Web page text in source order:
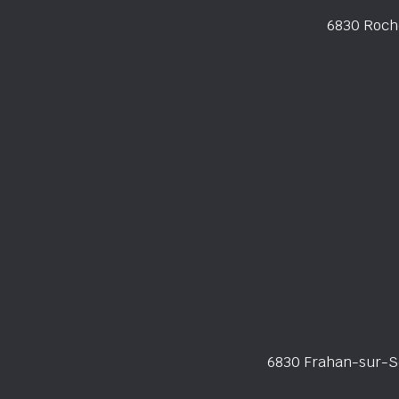
6830
6830 Frahan-sur-